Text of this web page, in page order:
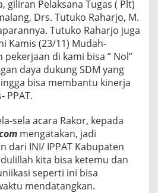
giliran Pelaksana Tugas ( Plt)
Drs. Tutuko Raharjo, M.
Tutuko Raharjo juga
Kamis (23/11) Mudah-
di kami bisa ” Nol”
daya dukung SDM yang
bisa membantu kinerja
PPAT.
sela acara Rakor, kepada
mengatakan, jadi
dari INI/ IPPAT Kabupaten
kita bisa ketemu dan
seperti ini bisa
mendatangkan.